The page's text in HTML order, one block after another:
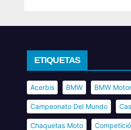
ETIQUETAS
Acerbis BMW BMW
Campeonato Del Mundo
Chaquetas Moto